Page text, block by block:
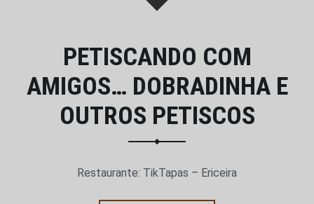
PETISCANDO COM
AMIGOS… DOBRADINHA E
OUTROS PETISCOS
Restaurante: TikTapas – Ericeira